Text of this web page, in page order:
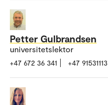
Petter Gulbrandsen
universitetslektor
+47 672 36 341 +47 91531113